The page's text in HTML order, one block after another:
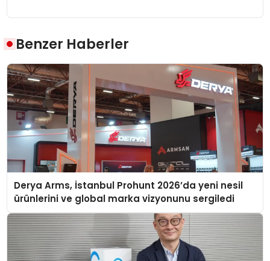
Benzer Haberler
Derya Arms, İstanbul Prohunt 2026’da yeni nesil
ürünlerini ve global marka vizyonunu sergiledi